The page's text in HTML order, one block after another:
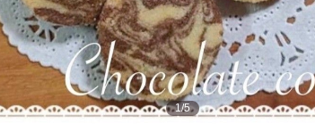
1/5